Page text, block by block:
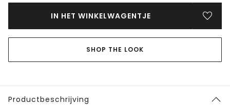
IN HET WINKELWAGENTJE
SHOP THE LOOK
Productbeschrijving